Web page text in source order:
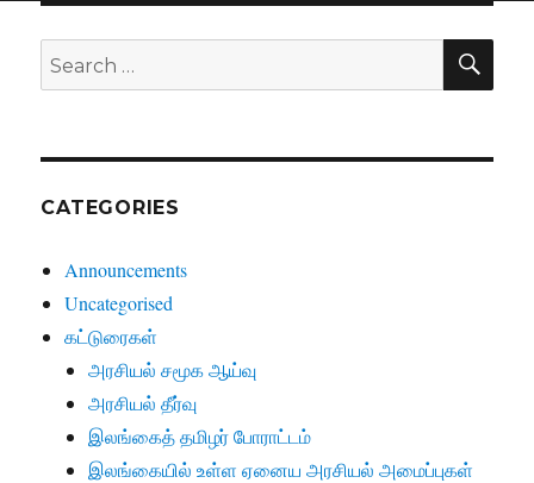
Search
for:
CATEGORIES
Announcements
Uncategorised
கட்டுரைகள்
அரசியல் சமூக ஆய்வு
அரசியல் தீர்வு
இலங்கைத் தமிழர் போராட்டம்
இலங்கையில் உள்ள ஏனைய அரசியல் அமைப்புகள்